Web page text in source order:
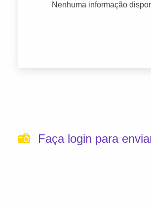
Nenhuma informação
Faça login para